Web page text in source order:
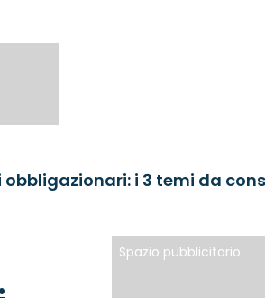
i 3 temi da
Spazio pubblicitario